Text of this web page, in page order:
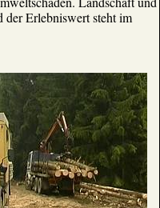
der Erlebniswert steht im